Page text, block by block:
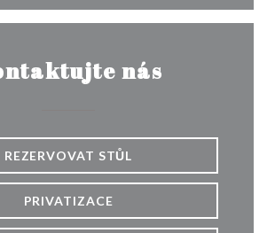
nás
REZERVOVAT STŮL
PRIVATIZACE